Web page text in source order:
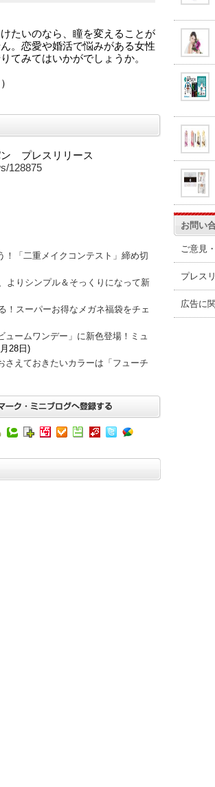
たいのなら、瞳を変えることが
。恋愛や婚活で悩みがある女性
てみてはいかがでしょうか。
ン プレスリリース
128875
！「二重メイクコンテスト」締め切
よりシンプル＆そっくりになって新
！スーパーお得なメガネ福袋をチェ
ュームワンデー」に新色登場！ミュ
28日)
さえておきたいカラーは「フューチ
お問い
ご意見
プレス
広告に